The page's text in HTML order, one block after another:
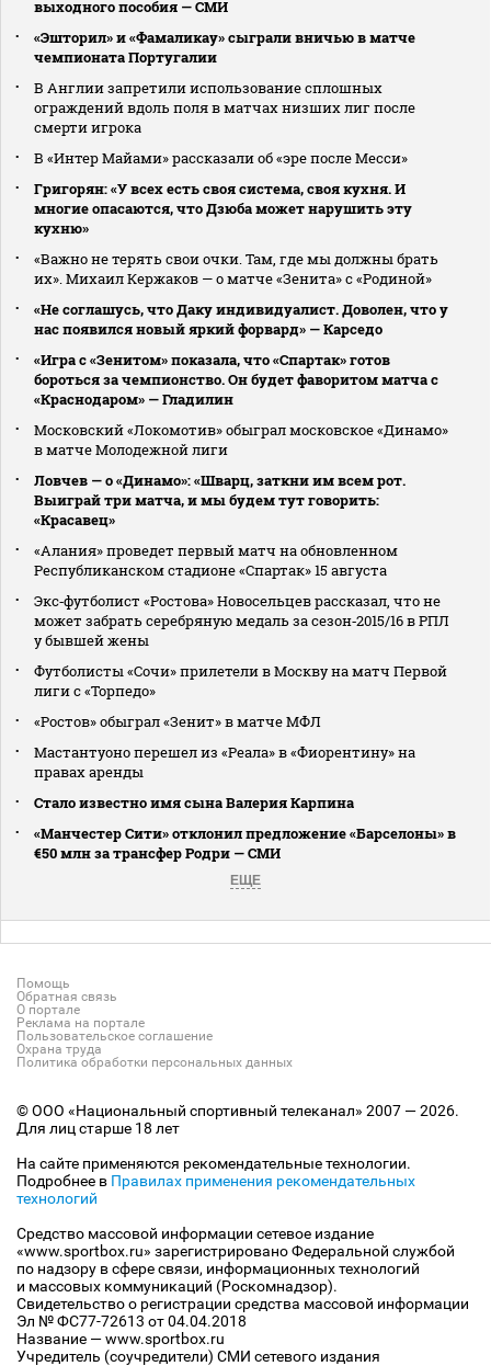
выходного пособия — СМИ
«Эшторил» и «Фамаликау» сыграли вничью в матче
чемпионата Португалии
В Англии запретили использование сплошных
ограждений вдоль поля в матчах низших лиг после
смерти игрока
В «Интер Майами» рассказали об «эре после Месси»
Григорян: «У всех есть своя система, своя кухня. И
многие опасаются, что Дзюба может нарушить эту
кухню»
«Важно не терять свои очки. Там, где мы должны брать
их». Михаил Кержаков — о матче «Зенита» с «Родиной»
«Не соглашусь, что Даку индивидуалист. Доволен, что у
нас появился новый яркий форвард» — Карседо
«Игра с «Зенитом» показала, что «Спартак» готов
бороться за чемпионство. Он будет фаворитом матча с
«Краснодаром» — Гладилин
Московский «Локомотив» обыграл московское «Динамо»
в матче Молодежной лиги
Ловчев — о «Динамо»: «Шварц, заткни им всем рот.
Выиграй три матча, и мы будем тут говорить:
«Красавец»
«Алания» проведет первый матч на обновленном
Республиканском стадионе «Спартак» 15 августа
Экс‑футболист «Ростова» Новосельцев рассказал, что не
может забрать серебряную медаль за сезон‑2015/16 в РПЛ
у бывшей жены
Футболисты «Сочи» прилетели в Москву на матч Первой
лиги с «Торпедо»
«Ростов» обыграл «Зенит» в матче МФЛ
Мастантуоно перешел из «Реала» в «Фиорентину» на
правах аренды
Стало известно имя сына Валерия Карпина
«Манчестер Сити» отклонил предложение «Барселоны» в
€50 млн за трансфер Родри — СМИ
ЕЩЕ
Помощь
Обратная связь
О портале
Реклама на портале
Пользовательское соглашение
Охрана труда
Политика обработки персональных данных
© ООО «Национальный спортивный телеканал» 2007 — 2026.
Для лиц старше 18 лет
На сайте применяются рекомендательные технологии.
Подробнее в Правилах применения рекомендательных
технологий
Средство массовой информации сетевое издание
«www.sportbox.ru» зарегистрировано Федеральной службой
по надзору в сфере связи, информационных технологий
и массовых коммуникаций (Роскомнадзор).
Свидетельство о регистрации средства массовой информации
Эл № ФС77-72613 от 04.04.2018
Название — www.sportbox.ru
Учредитель (соучредители) СМИ сетевого издания